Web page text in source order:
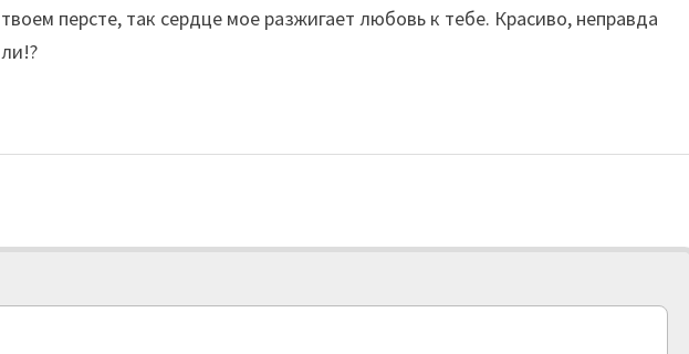
твоем персте, так сердце мое разжигает любовь к тебе. Красиво, неправда
ли!?